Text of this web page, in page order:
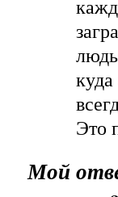
Это
Мой